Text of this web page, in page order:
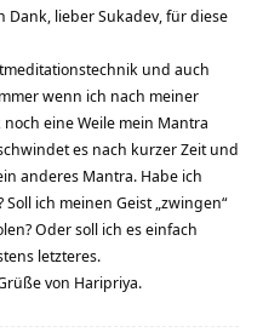
Dank, lieber Sukadev, für diese
und auch
wenn ich nach meiner
eine Weile mein Mantra
es nach kurzer Zeit und
anderes Mantra. Habe ich
ich meinen Geist „zwingen“
Oder soll ich es einfach
letzteres.
von Haripriya.